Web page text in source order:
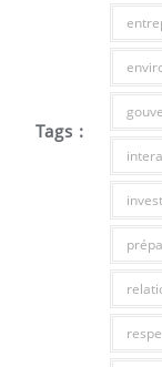
Tags :